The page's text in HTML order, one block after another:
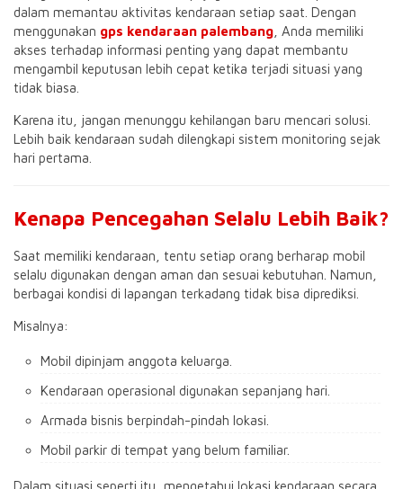
dalam memantau aktivitas kendaraan setiap saat. Dengan
menggunakan gps kendaraan palembang , Anda memiliki
akses terhadap informasi penting yang dapat membantu
mengambil keputusan lebih cepat ketika terjadi situasi yang
tidak biasa.
Karena itu, jangan menunggu kehilangan baru mencari solusi.
Lebih baik kendaraan sudah dilengkapi sistem monitoring sejak
hari pertama.
Kenapa Pencegahan Selalu Lebih Baik?
Saat memiliki kendaraan, tentu setiap orang berharap mobil
selalu digunakan dengan aman dan sesuai kebutuhan. Namun,
berbagai kondisi di lapangan terkadang tidak bisa diprediksi.
Misalnya:
Mobil dipinjam anggota keluarga.
Kendaraan operasional digunakan sepanjang hari.
Armada bisnis berpindah-pindah lokasi.
Mobil parkir di tempat yang belum familiar.
Dalam situasi seperti itu, mengetahui lokasi kendaraan secara